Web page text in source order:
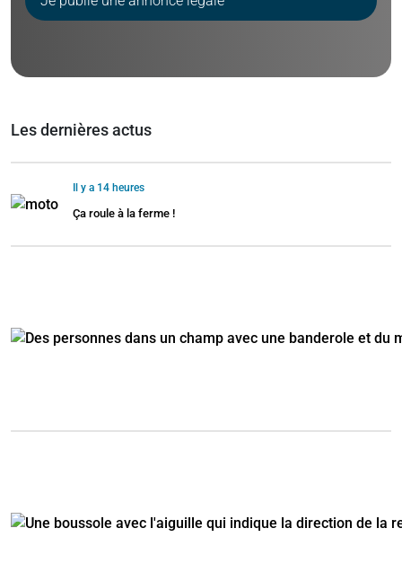
Les dernières actus
Il y a 14 heures
Ça roule à la ferme !